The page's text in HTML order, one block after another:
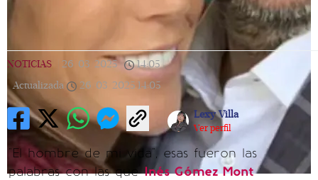
NOTICIAS 26/03/2025 14:05 |
Actualizada
26/03/2025 14:05
Lexy Villa
Ver perfil
"El hombre de mi vida", esas fueron las
palabras con las queInés Gómez Mont